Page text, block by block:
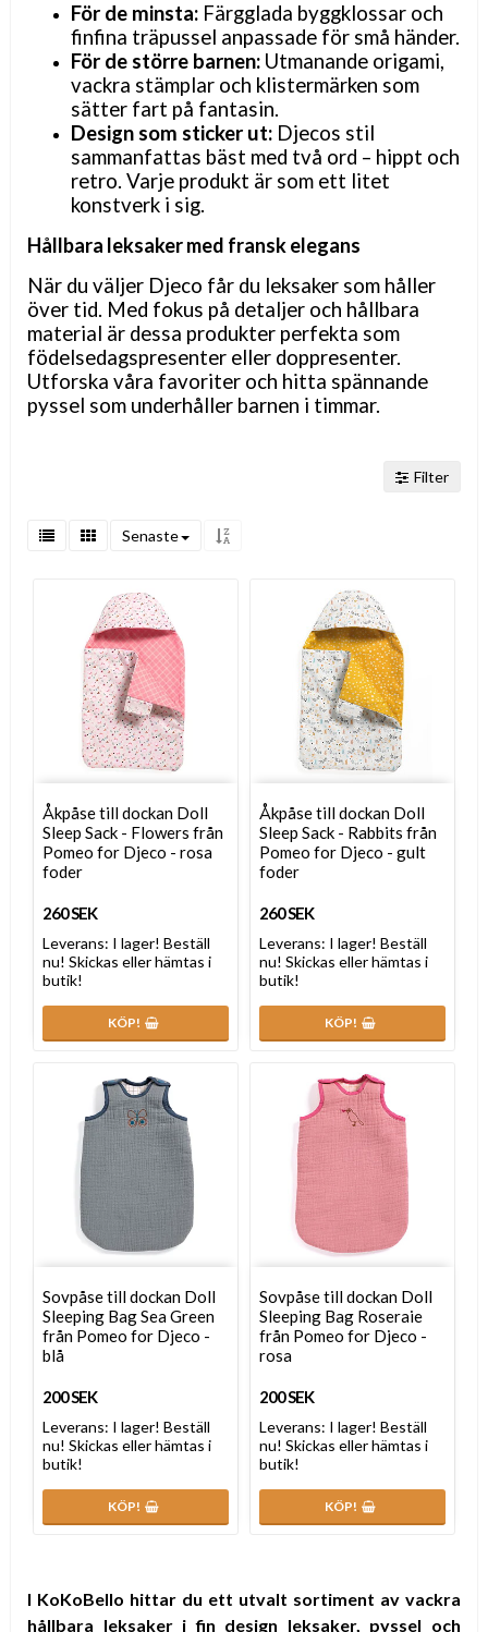
För de minsta: Färgglada byggklossar och
finfina träpussel anpassade för små händer.
För de större barnen: Utmanande origami,
vackra stämplar och klistermärken som
sätter fart på fantasin.
Design som sticker ut: Djecos stil
sammanfattas bäst med två ord – hippt och
retro. Varje produkt är som ett litet
konstverk i sig.
Hållbara leksaker med fransk elegans
När du väljer Djeco får du leksaker som håller
över tid. Med fokus på detaljer och hållbara
material är dessa produkter perfekta som
födelsedagspresenter eller doppresenter.
Utforska våra favoriter och hitta spännande
pyssel som underhåller barnen i timmar.
Filter
Senaste
Åkpåse till dockan Doll
Sleep Sack - Flowers från
Pomeo for Djeco - rosa
foder
260 SEK
Leverans: I lager! Beställ
nu! Skickas eller hämtas i
butik!
KÖP!
Åkpåse till dockan Doll
Sleep Sack - Rabbits från
Pomeo for Djeco - gult
foder
260 SEK
Leverans: I lager! Beställ
nu! Skickas eller hämtas i
butik!
KÖP!
Sovpåse till dockan Doll
Sleeping Bag Sea Green
från Pomeo for Djeco -
blå
200 SEK
Leverans: I lager! Beställ
nu! Skickas eller hämtas i
butik!
KÖP!
Sovpåse till dockan Doll
Sleeping Bag Roseraie
från Pomeo for Djeco -
rosa
200 SEK
Leverans: I lager! Beställ
nu! Skickas eller hämtas i
butik!
KÖP!
I KoKoBello hittar du ett utvalt sortiment av vackra
hållbara leksaker i fin design leksaker, pyssel och